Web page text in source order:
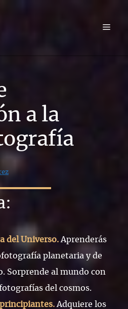
a la
del Universo. Aprenderás
planetaria y de
Sorprende al mundo con
del cosmos.
Adquiere los